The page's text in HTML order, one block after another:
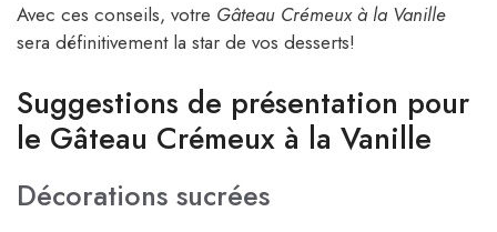
Avec ces conseils, votre Gâteau Crémeux à la Vanille
sera définitivement la star de vos desserts!
Suggestions de présentation pour
le Gâteau Crémeux à la Vanille
Décorations sucrées